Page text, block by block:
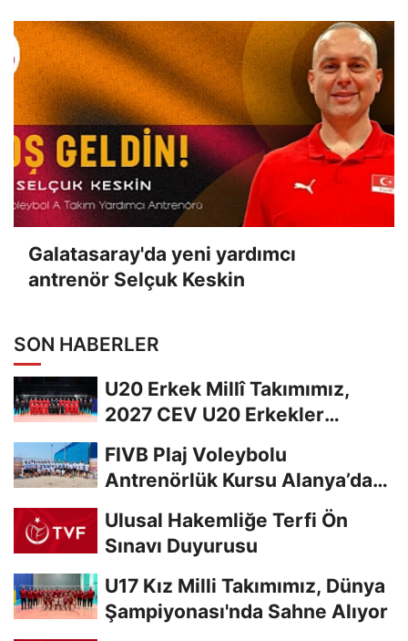
Galatasaray'da yeni yardımcı
antrenör Selçuk Keskin
SON HABERLER
U20 Erkek Millî Takımımız,
2027 CEV U20 Erkekler
FIVB Plaj Voleybolu
Antrenörlük Kursu Alanya’da
Ulusal Hakemliğe Terfi Ön
Sınavı Duyurusu
U17 Kız Milli Takımımız, Dünya
Şampiyonası'nda Sahne Alıyor